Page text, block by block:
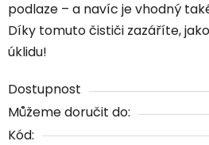
podlaze – a navíc je vhodný
Díky tomuto čističi zazáříte,
úklidu!
Dostupnost
Můžeme doručit do:
Kód: